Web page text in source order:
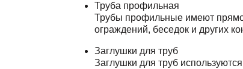
Труба профильная
Трубы профильные имеют
ограждений, беседок и других
Заглушки для труб
Заглушки для труб